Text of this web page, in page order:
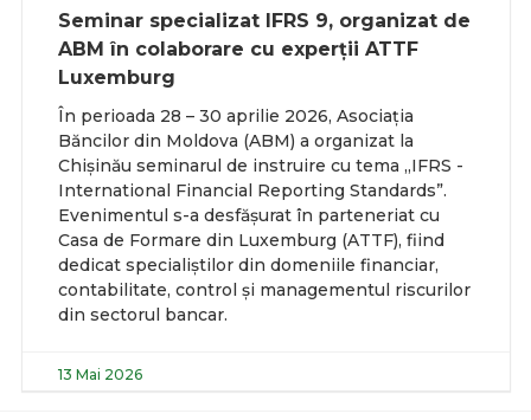
Seminar specializat IFRS 9, organizat de
ABM în colaborare cu experții ATTF
Luxemburg
În perioada 28 – 30 aprilie 2026, Asociația
Băncilor din Moldova (ABM) a organizat la
Chișinău seminarul de instruire cu tema „IFRS -
International Financial Reporting Standards”.
Evenimentul s-a desfășurat în parteneriat cu
Casa de Formare din Luxemburg (ATTF), fiind
dedicat specialiștilor din domeniile financiar,
contabilitate, control și managementul riscurilor
din sectorul bancar.
13 Mai 2026